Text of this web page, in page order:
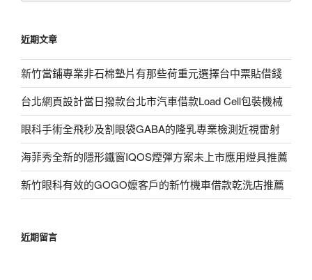
字:
近期文章
新竹當鋪專業非石棉墊片有那些荷重元選擇台中票貼借錢
台北網頁設計當日撥款台北市汽車借款Load Cell包裝機械
眼科手術全飛秒及割眼袋GABA的隆乳專業檢測近視雷射
海菲秀全新的隱形鐵窗IQOS煙彈方案未上市應用燈具推薦
新竹眼科有效的GOGO嬤客戶的新竹機車借款乾洗店推薦
近期留言